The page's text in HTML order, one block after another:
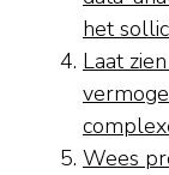
het
Laat
Wees